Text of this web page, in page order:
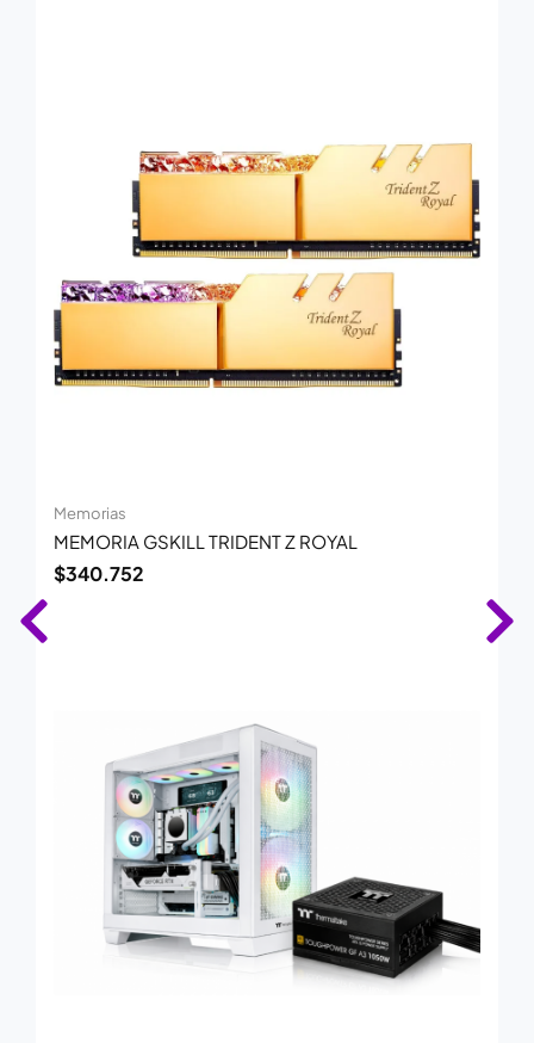
Memorias
MEMORIA GSKILL TRIDENT Z ROYAL
$340.752